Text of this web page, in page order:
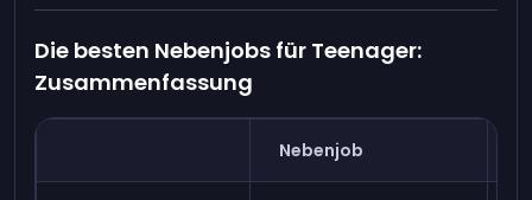
Die besten Nebenjobs für Teenager:
Zusammenfassung
Nebenjob